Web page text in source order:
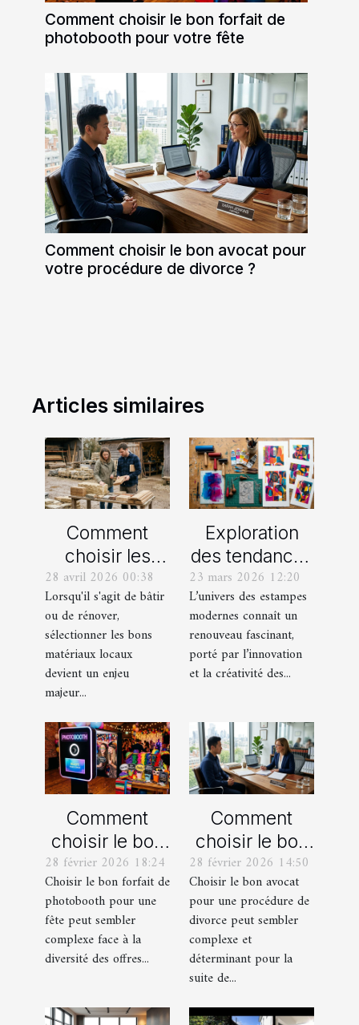
Comment choisir le bon forfait de
photobooth pour votre fête
Comment choisir le bon avocat pour
votre procédure de divorce ?
Articles similaires
Comment
choisir les
meilleurs
matériaux
locaux pour
votre maison ?
28 avril 2026 00:38
Lorsqu'il s'agit de bâtir
ou de rénover,
sélectionner les bons
matériaux locaux
devient un enjeu
majeur...
Exploration
des tendances
actuelles en
estampes
modernes
23 mars 2026 12:20
L’univers des estampes
modernes connaît un
renouveau fascinant,
porté par l’innovation
et la créativité des...
Comment
choisir le bon
forfait de
photobooth
pour votre fête
28 février 2026 18:24
Choisir le bon forfait de
photobooth pour une
fête peut sembler
complexe face à la
diversité des offres...
Comment
choisir le bon
avocat pour
votre
procédure de
divorce ?
28 février 2026 14:50
Choisir le bon avocat
pour une procédure de
divorce peut sembler
complexe et
déterminant pour la
suite de...